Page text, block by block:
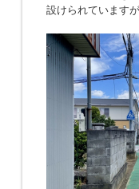
設けられています